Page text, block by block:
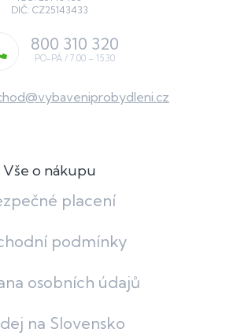
DIČ: CZ25143433
@vybaveniprobydleni.cz
800 310 320
Vše o nákupu
placení
podmínky
osobních údajů
na Slovensko